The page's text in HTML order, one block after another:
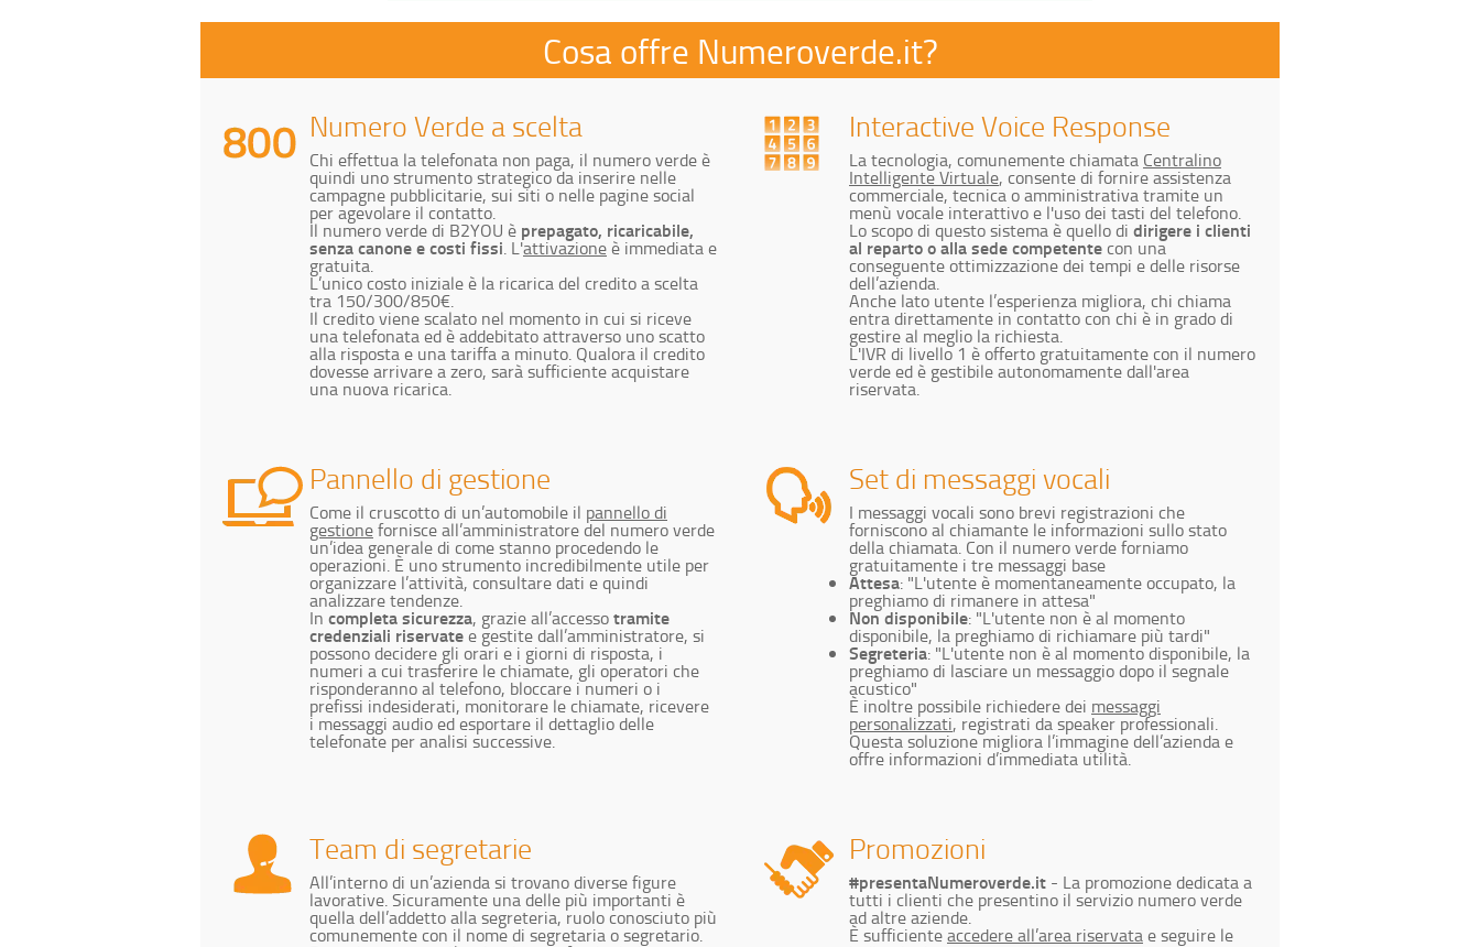
Cosa offre Numeroverde.it?
Numero Verde a scelta
Chi effettua la telefonata non paga, il numero verde è
quindi uno strumento strategico da inserire nelle
campagne pubblicitarie, sui siti o nelle pagine social
per agevolare il contatto.
Il numero verde di B2YOU è prepagato, ricaricabile,
senza canone e costi fissi. L'attivazioneè immediata e
gratuita.
L’unico costo iniziale è la ricarica del credito a scelta
tra 150/300/850€.
Il credito viene scalato nel momento in cui si riceve
una telefonata ed è addebitato attraverso uno scatto
alla risposta e una tariffa a minuto. Qualora il credito
dovesse arrivare a zero, sarà sufficiente acquistare
una nuova ricarica.
Interactive Voice Response
La tecnologia, comunemente chiamata Centralino
Intelligente Virtuale, consente di fornire assistenza
commerciale, tecnica o amministrativa tramite un
menù vocale interattivo e l'uso dei tasti del telefono.
Lo scopo di questo sistema è quello di dirigere i clienti
al reparto o alla sede competentecon una
conseguente ottimizzazione dei tempi e delle risorse
dell’azienda.
Anche lato utente l’esperienza migliora, chi chiama
entra direttamente in contatto con chi è in grado di
gestire al meglio la richiesta.
L'IVR di livello 1 è offerto gratuitamente con il numero
verde ed è gestibile autonomamente dall'area
riservata.
Pannello di gestione
Come il cruscotto di un’automobile il pannello di
gestionefornisce all’amministratore del numero verde
un’idea generale di come stanno procedendo le
operazioni. È uno strumento incredibilmente utile per
organizzare l’attività, consultare dati e quindi
analizzare tendenze.
In completa sicurezza, grazie all’accessotramite
credenziali riservatee gestite dall’amministratore, si
possono decidere gli orari e i giorni di risposta, i
numeri a cui trasferire le chiamate, gli operatori che
risponderanno al telefono, bloccare i numeri o i
prefissi indesiderati, monitorare le chiamate, ricevere
i messaggi audio ed esportare il dettaglio delle
telefonate per analisi successive.
Set di messaggi vocali
I messaggi vocali sono brevi registrazioni che
forniscono al chiamante le informazioni sullo stato
della chiamata. Con il numero verde forniamo
gratuitamente i tre messaggi base
Attesa: "L'utente è momentaneamente occupato, la
preghiamo di rimanere in attesa"
Non disponibile: "L'utente non è al momento
disponibile, la preghiamo di richiamare più tardi"
Segreteria: "L'utente non è al momento disponibile, la
preghiamo di lasciare un messaggio dopo il segnale
acustico"
È inoltre possibile richiedere dei messaggi
personalizzati, registrati da speaker professionali.
Questa soluzione migliora l’immagine dell’azienda e
offre informazioni d’immediata utilità.
Team di segretarie
All’interno di un’azienda si trovano diverse figure
lavorative. Sicuramente una delle più importanti è
quella dell’addetto alla segreteria, ruolo conosciuto più
comunemente con il nome di segretaria o segretario.
Promozioni
#presentaNumeroverde.it - La promozione dedicata a
tutti i clienti che presentino il servizio numero verde
ad altre aziende.
È sufficienteaccedere all’area riservatae seguire le